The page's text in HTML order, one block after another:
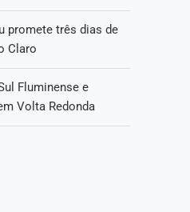
promete três dias de
Claro
Fluminense e
Volta Redonda